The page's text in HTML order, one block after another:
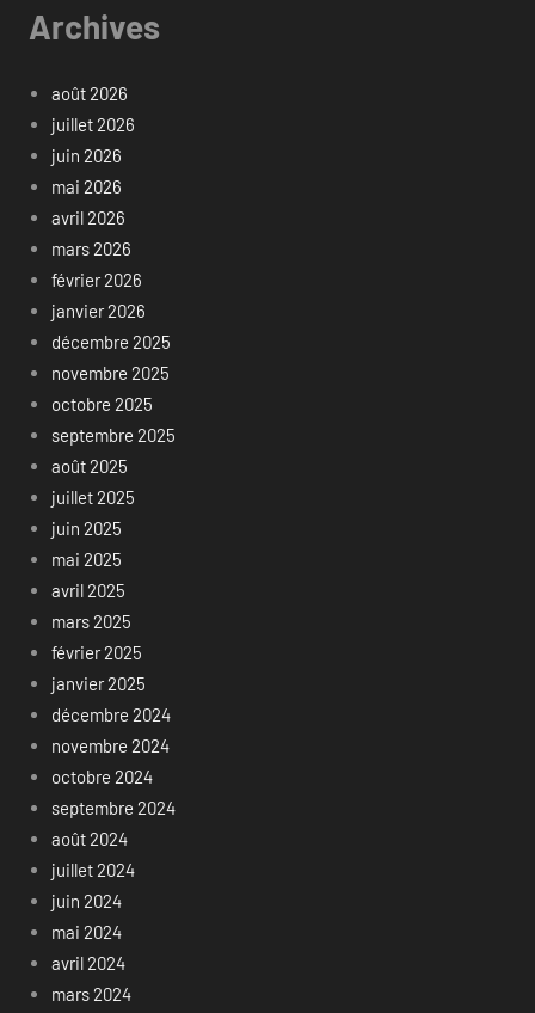
Archives
août 2026
juillet 2026
juin 2026
mai 2026
avril 2026
mars 2026
février 2026
janvier 2026
décembre 2025
novembre 2025
octobre 2025
septembre 2025
août 2025
juillet 2025
juin 2025
mai 2025
avril 2025
mars 2025
février 2025
janvier 2025
décembre 2024
novembre 2024
octobre 2024
septembre 2024
août 2024
juillet 2024
juin 2024
mai 2024
avril 2024
mars 2024